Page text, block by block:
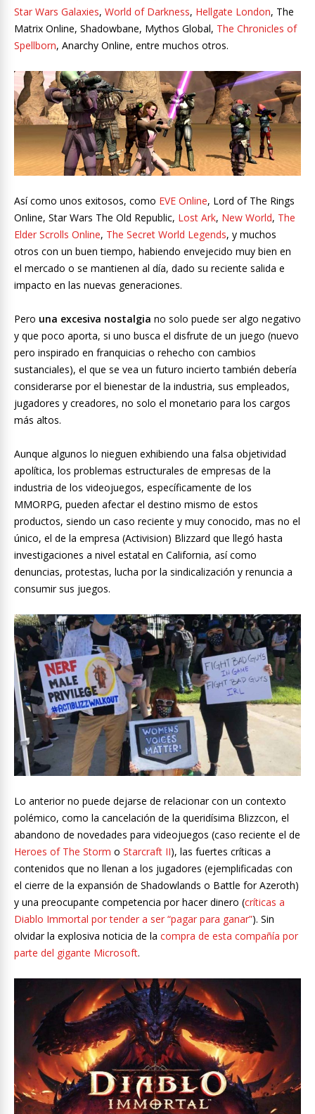
Star Wars Galaxies, World of Darkness, Hellgate London, The
Matrix Online, Shadowbane, Mythos Global, The Chronicles of
Spellborn, Anarchy Online, entre muchos otros.
Así como unos exitosos, como EVE Online, Lord of The Rings
Online, Star Wars The Old Republic, Lost Ark, New World, The
Elder Scrolls Online, The Secret World Legends, y muchos
otros con un buen tiempo, habiendo envejecido muy bien en
el mercado o se mantienen al día, dado su reciente salida e
impacto en las nuevas generaciones.
Pero una excesiva nostalgia no solo puede ser algo negativo
y que poco aporta, si uno busca el disfrute de un juego (nuevo
pero inspirado en franquicias o rehecho con cambios
sustanciales), el que se vea un futuro incierto también debería
considerarse por el bienestar de la industria, sus empleados,
jugadores y creadores, no solo el monetario para los cargos
más altos.
Aunque algunos lo nieguen exhibiendo una falsa objetividad
apolítica, los problemas estructurales de empresas de la
industria de los videojuegos, específicamente de los
MMORPG, pueden afectar el destino mismo de estos
productos, siendo un caso reciente y muy conocido, mas no el
único, el de la empresa (Activision) Blizzard que llegó hasta
investigaciones a nivel estatal en California, así como
denuncias, protestas, lucha por la sindicalización y renuncia a
consumir sus juegos.
Lo anterior no puede dejarse de relacionar con un contexto
polémico, como la cancelación de la queridísima Blizzcon, el
abandono de novedades para videojuegos (caso reciente el de
Heroes of The Storm o Starcraft II), las fuertes críticas a
contenidos que no llenan a los jugadores (ejemplificadas con
el cierre de la expansión de Shadowlands o Battle for Azeroth)
y una preocupante competencia por hacer dinero (críticas a
Diablo Immortal por tender a ser “pagar para ganar”). Sin
olvidar la explosiva noticia de la compra de esta compañía por
parte del gigante Microsoft.